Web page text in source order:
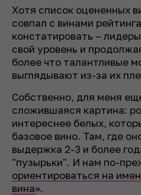
Хотя список оцененных
совпал с винами
констатировать –
свой уровень и
более что талантливые
выглядывают из-за их
Собственно, для меня
сложившаяся картина:
интереснее белых,
базовое вино. Там, где
выдержка 2-3 и более
"пузырьки". И нам по-
ориентироваться на
вина».